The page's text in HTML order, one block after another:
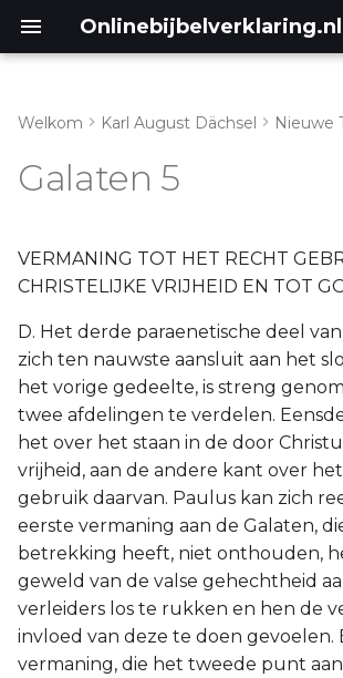
Onlinebijbelverklaring.nl
Éxodus
Numeri
Ruth
Prediker
Joël
Jona
Hábakuk
Welkom Karl August Dächsel Nieuwe
Galaten 5
VERMANING TOT HET RECHT
CHRISTELIJKE VRIJHEID EN TOT
D. Het derde paraenetische deel
zich ten nauwste aansluit aan het
het vorige gedeelte, is streng
twee afdelingen te verdelen.
het over het staan in de door
vrijheid, aan de andere kant over
gebruik daarvan. Paulus kan zich
eerste vermaning aan de Galaten,
betrekking heeft, niet onthouden,
geweld van de valse gehechtheid
verleiders los te rukken en hen de
invloed van deze te doen gevoelen.
vermaning, die het tweede punt